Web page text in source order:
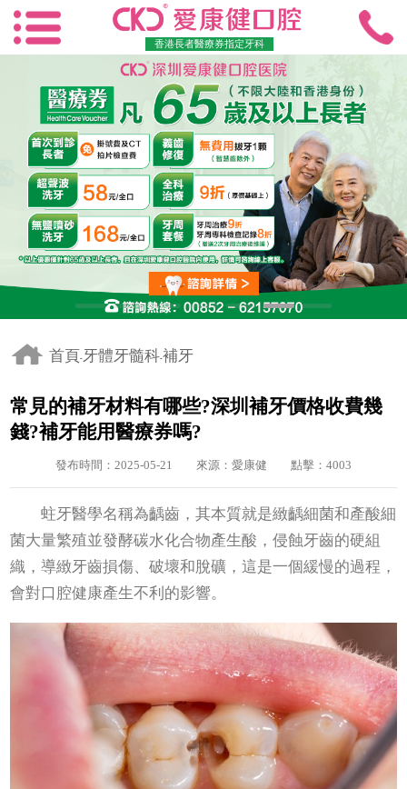
香港長者醫療券指定牙科
首頁- 牙體牙髓科-補牙
常見的補牙材料有哪些?深圳補牙價格收費幾
錢?補牙能用醫療券嗎?
發布時間：2025-05-21 來源：愛康健 點擊：4003
蛀牙醫學名稱為齲齒，其本質就是緻齲細菌和產酸細
菌大量繁殖並發酵碳水化合物產生酸，侵蝕牙齒的硬組
織，導緻牙齒損傷、破壞和脫礦，這是一個緩慢的過程，
會對口腔健康產生不利的影響。